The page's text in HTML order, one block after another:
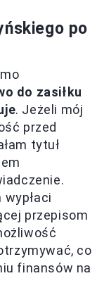
po
do zasiłku
. Jeżeli mój
przed
tytuł
wypłaci
przepisom
co
finansów na